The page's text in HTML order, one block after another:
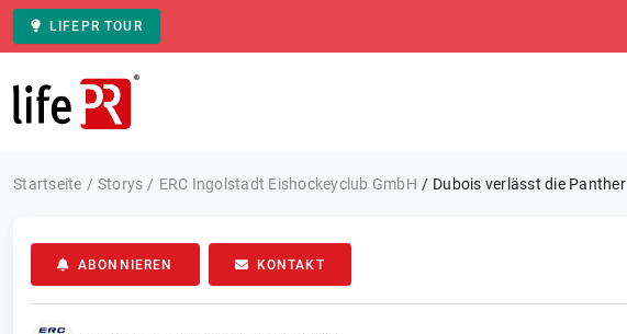
LIFEPR TOUR
Zur Startseite
Startseite Storys ERC Ingolstadt Eishockeyclub GmbH Dubois verlässt die Panther
ABONNIEREN KONTAKT